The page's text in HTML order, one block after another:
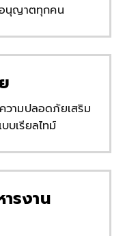
อนุญาตทุกคน
วามปลอดภัยเสริม
บเรียลไทม์
รงาน